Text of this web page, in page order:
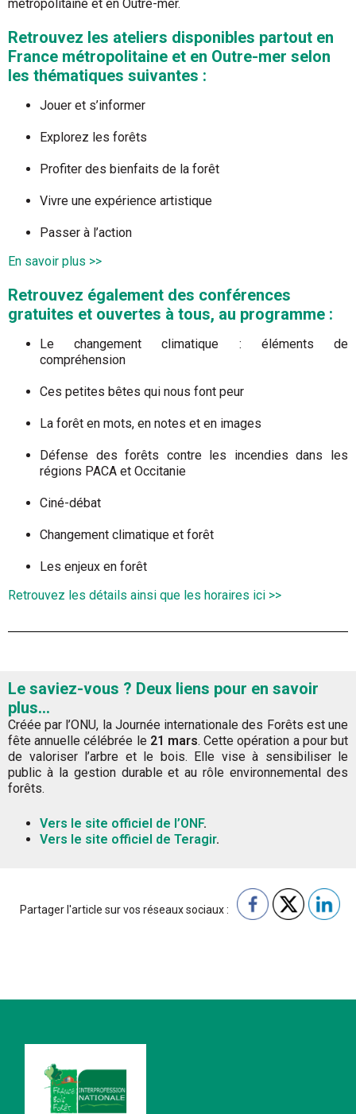
métropolitaine et en Outre-mer.
Retrouvez les ateliers disponibles partout en
France métropolitaine et en Outre-mer selon
les thématiques suivantes :
Jouer et s’informer
Explorez les forêts
Profiter des bienfaits de la forêt
Vivre une expérience artistique
Passer à l’action
En savoir plus >>
Retrouvez également des conférences
gratuites et ouvertes à tous, au programme :
Le changement climatique : éléments de
compréhension
Ces petites bêtes qui nous font peur
La forêt en mots, en notes et en images
Défense des forêts contre les incendies dans les
régions PACA et Occitanie
Ciné-débat
Changement climatique et forêt
Les enjeux en forêt
Retrouvez les détails ainsi que les horaires ici >>
Le saviez-vous ? Deux liens pour en savoir
plus…
Créée par l’ONU, la Journée internationale des Forêts est une
fête annuelle célébrée le 21 mars. Cette opération a pour but
de valoriser l’arbre et le bois. Elle vise à sensibiliser le
public à la gestion durable et au rôle environnemental des
forêts.
Vers le site officiel de l’ONF.
Vers le site officiel de Teragir.
Partager l'article sur vos réseaux sociaux :